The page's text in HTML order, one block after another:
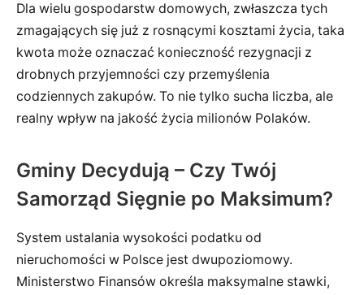
Dla wielu gospodarstw domowych, zwłaszcza tych
zmagających się już z rosnącymi kosztami życia, taka
kwota może oznaczać konieczność rezygnacji z
drobnych przyjemności czy przemyślenia
codziennych zakupów. To nie tylko sucha liczba, ale
realny wpływ na jakość życia milionów Polaków.
Gminy Decydują – Czy Twój
Samorząd Sięgnie po Maksimum?
System ustalania wysokości podatku od
nieruchomości w Polsce jest dwupoziomowy.
Ministerstwo Finansów określa maksymalne stawki,